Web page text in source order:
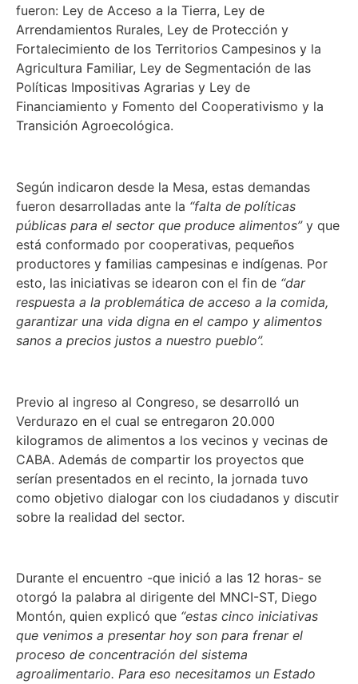
fueron: Ley de Acceso a la Tierra, Ley de
Arrendamientos Rurales, Ley de Protección y
Fortalecimiento de los Territorios Campesinos y la
Agricultura Familiar, Ley de Segmentación de las
Políticas Impositivas Agrarias y Ley de
Financiamiento y Fomento del Cooperativismo y la
Transición Agroecológica.
Según indicaron desde la Mesa, estas demandas
fueron desarrolladas ante la “falta de políticas
públicas para el sector que produce alimentos”y que
está conformado por cooperativas, pequeños
productores y familias campesinas e indígenas. Por
esto, las iniciativas se idearon con el fin de “dar
respuesta a la problemática de acceso a la comida,
garantizar una vida digna en el campo y alimentos
sanos a precios justos a nuestro pueblo”.
Previo al ingreso al Congreso, se desarrolló un
Verdurazo en el cual se entregaron 20.000
kilogramos de alimentos a los vecinos y vecinas de
CABA. Además de compartir los proyectos que
serían presentados en el recinto, la jornada tuvo
como objetivo dialogar con los ciudadanos y discutir
sobre la realidad del sector.
Durante el encuentro -que inició a las 12 horas- se
otorgó la palabra al dirigente del MNCI-ST, Diego
Montón, quien explicó que “estas cinco iniciativas
que venimos a presentar hoy son para frenar el
proceso de concentración del sistema
agroalimentario. Para eso necesitamos un Estado